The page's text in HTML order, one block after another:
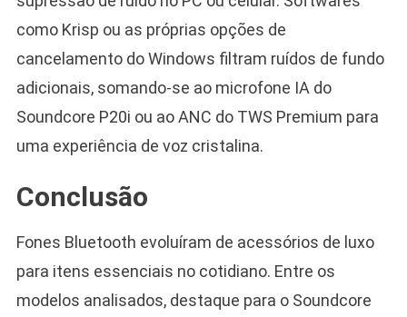
como Krisp ou as próprias opções de
cancelamento do Windows filtram ruídos de fundo
adicionais, somando-se ao microfone IA do
Soundcore P20i ou ao ANC do TWS Premium para
uma experiência de voz cristalina.
Conclusão
Fones Bluetooth evoluíram de acessórios de luxo
para itens essenciais no cotidiano. Entre os
modelos analisados, destaque para o Soundcore